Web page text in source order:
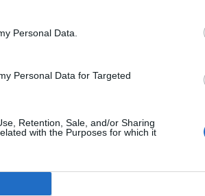
Personal Data.
Personal Data for Targeted
Retention, Sale, and/or Sharing
with the Purposes for which it
και άλλα σημεία και